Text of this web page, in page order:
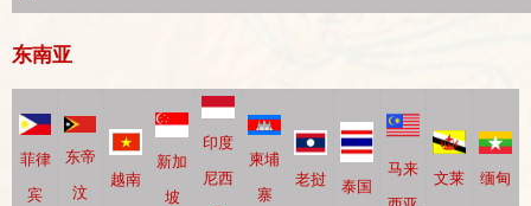
东南亚
菲律
宾
东帝
汶
越南
新加
坡
印度
尼西
柬埔
寨
老挝 泰国
马来
文莱 缅甸